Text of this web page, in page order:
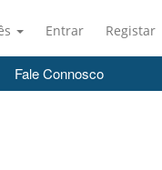
Entrar Registar
Fale Connosco